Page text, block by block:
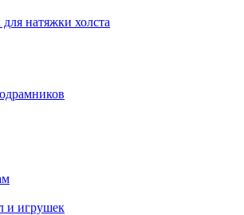
натяжки холста
и игрушек